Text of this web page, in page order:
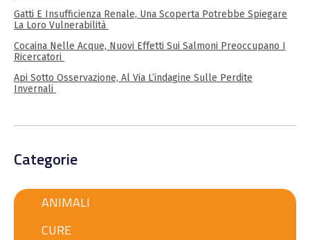
Gatti E Insufficienza Renale, Una Scoperta Potrebbe Spiegare
La Loro Vulnerabilità
Cocaina Nelle Acque, Nuovi Effetti Sui Salmoni Preoccupano I
Ricercatori
Api Sotto Osservazione, Al Via L’indagine Sulle Perdite
Invernali
Categorie
ANIMALI
CURE